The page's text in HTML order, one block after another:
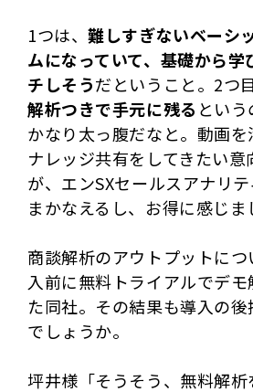
1つは、難しすぎないベーシ
ムになっていて、基礎から学
チしそうだということ。2つ目
解析つきで手元に残る とい
かなり太っ腹だなと。動画
ナレッジ共有をしてきたい
が、エンSXセールスアナリ
まかなえるし、お得に感じま
商談解析のアウトプットに
入前に無料トライアルでデ
た同社。その結果も導入の
でしょうか。
坪井様「そうそう、無料解析